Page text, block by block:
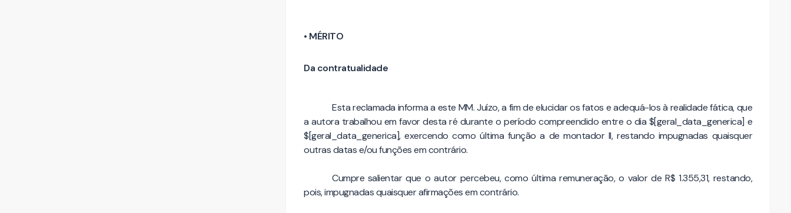
• MÉRITO
Da contratualidade
Esta reclamada informa a este MM. Juízo, a fim de elucidar os fatos e adequá-los à realidade fática, que
a autora trabalhou em favor desta ré durante o período compreendido entre o dia $[geral_data_generica] e
$[geral_data_generica], exercendo como última função a de montador II, restando impugnadas quaisquer
outras datas e/ou funções em contrário.
Cumpre salientar que o autor percebeu, como última remuneração, o valor de R$ 1.355,31, restando,
pois, impugnadas quaisquer afirmações em contrário.